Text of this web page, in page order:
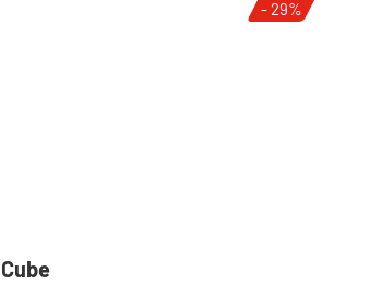
- 29%
Cube